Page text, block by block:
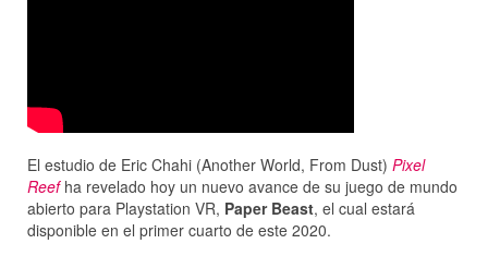
El estudio de Eric Chahi (Another World, From Dust) Pixel
Reefha revelado hoy un nuevo avance de su juego de mundo
abierto para Playstation VR, Paper Beast, el cual estará
disponible en el primer cuarto de este 2020.